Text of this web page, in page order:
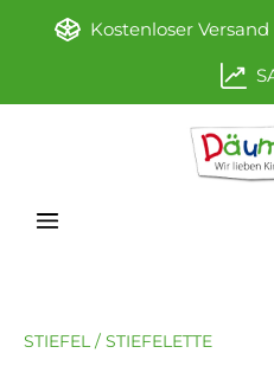
Zum Hauptinhalt springen
Kostenloser Versand
STIEFEL / STIEFELETTE